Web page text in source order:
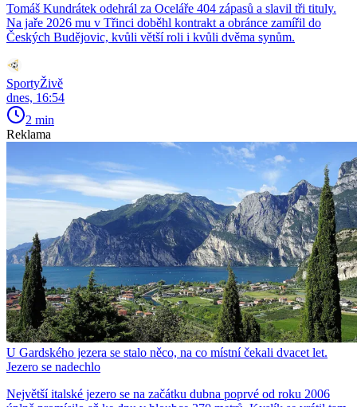
Tomáš Kundrátek odehrál za Oceláře 404 zápasů a slavil tři tituly.
Na jaře 2026 mu v Třinci doběhl kontrakt a obránce zamířil do
Českých Budějovic, kvůli větší roli i kvůli dvěma synům.
SportyŽivě
dnes, 16:54
2 min
Reklama
U Gardského jezera se stalo něco, na co místní čekali dvacet let.
Jezero se nadechlo
Největší italské jezero se na začátku dubna poprvé od roku 2006